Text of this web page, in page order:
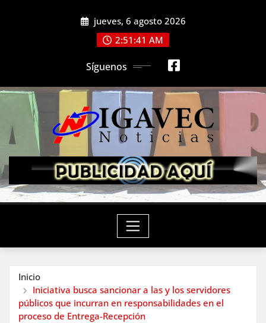
jueves, 6 agosto 2026
2:51:43 AM
Síguenos
Inicio
Iniciativa busca sancionar a las y los servidores
públicos que incurran en responsabilidades en el
proceso de Entrega-Recepción